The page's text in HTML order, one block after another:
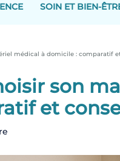
SOIN ET BIEN-
médical à domicile : comparatif
son
et